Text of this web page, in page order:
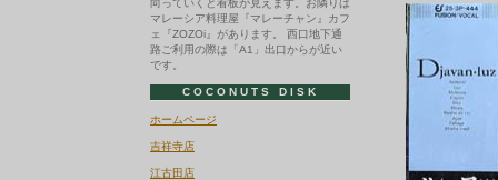
ー
ヤ
向っていくと看板が見えます。お隣りは
マレーシア料理屋『マレーチャン』カフ
ェ『ZOZOi』があります。 西口地下通
路ご利用の際は「A1」出口からが近い
です。
COCONUTS DISK
ホームページ
吉祥寺店
江古田店